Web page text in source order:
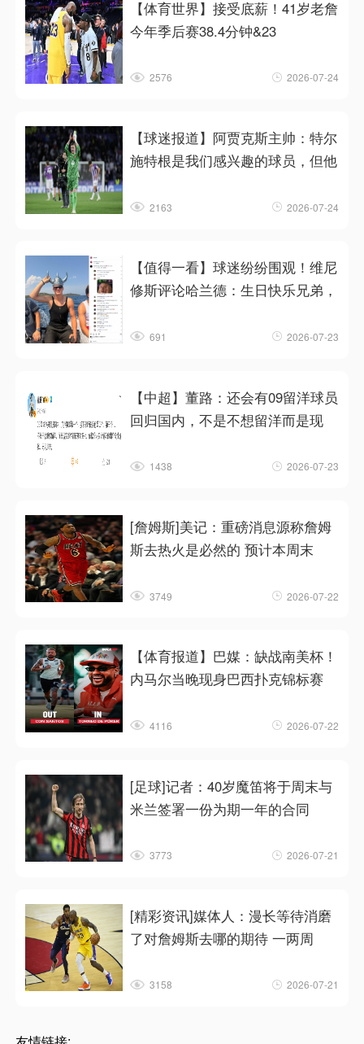
【体育世界】接受底薪！41岁老詹
今年季后赛38.4分钟&23
2576 2026-07-24
【球迷报道】阿贾克斯主帅：特尔
施特根是我们感兴趣的球员，但他
2163 2026-07-24
【值得一看】球迷纷纷围观！维尼
修斯评论哈兰德：生日快乐兄弟，
691 2026-07-23
【中超】董路：还会有09留洋球员
回归国内，不是不想留洋而是现
1438 2026-07-23
[詹姆斯]美记：重磅消息源称詹姆
斯去热火是必然的 预计本周末
3749 2026-07-22
【体育报道】巴媒：缺战南美杯！
内马尔当晚现身巴西扑克锦标赛
4116 2026-07-22
[足球]记者：40岁魔笛将于周末与
米兰签署一份为期一年的合同
3773 2026-07-21
[精彩资讯]媒体人：漫长等待消磨
了对詹姆斯去哪的期待 一两周
3158 2026-07-21